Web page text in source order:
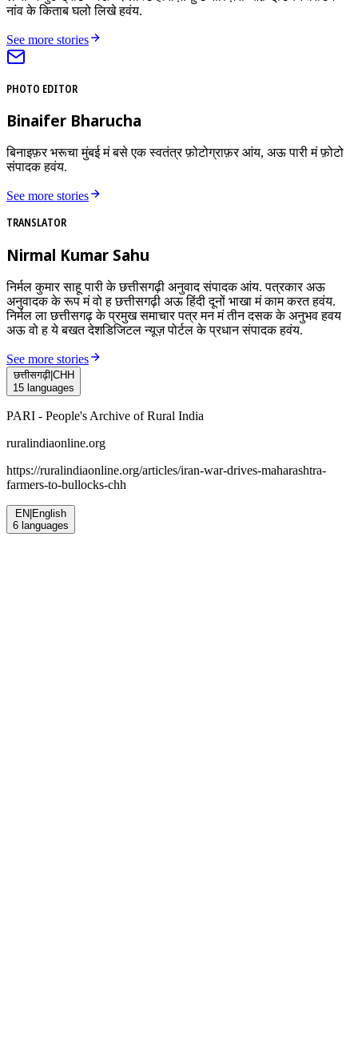
नांव के किताब घलो लिखे हवंय.
See more stories
PHOTO EDITOR
Binaifer Bharucha
बिनाइफ़र भरूचा मुंबई मं बसे एक स्वतंत्र फ़ोटोग्राफ़र आंय, अऊ पारी मं फ़ोटो
संपादक हवंय.
See more stories
TRANSLATOR
Nirmal Kumar Sahu
निर्मल कुमार साहू पारी के छत्तीसगढ़ी अनुवाद संपादक आंय. पत्रकार अऊ
अनुवादक के रूप मं वो ह छत्तीसगढ़ी अऊ हिंदी दूनों भाखा मं काम करत हवंय.
निर्मल ला छत्तीसगढ़ के प्रमुख समाचार पत्र मन मं तीन दसक के अनुभव हवय
अऊ वो ह ये बखत देशडिजिटल न्यूज़ पोर्टल के प्रधान संपादक हवंय.
See more stories
छत्तीसगढ़ी|CHH
15 languages
PARI - People's Archive of Rural India
ruralindiaonline.org
https://ruralindiaonline.org/articles/iran-war-drives-maharashtra-
farmers-to-bullocks-chh
EN|English
6 languages